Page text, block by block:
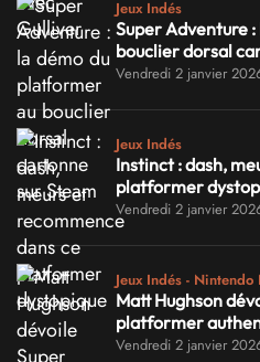
Jeux Indés
Super Adventure
bouclier dorsal
Vendredi 2 janvier
Jeux Indés
Instinct : dash,
platformer
Vendredi 2 janvier
Jeux Indés - Nintendo
Matt Hughson
platformer
Vendredi 2 janvier